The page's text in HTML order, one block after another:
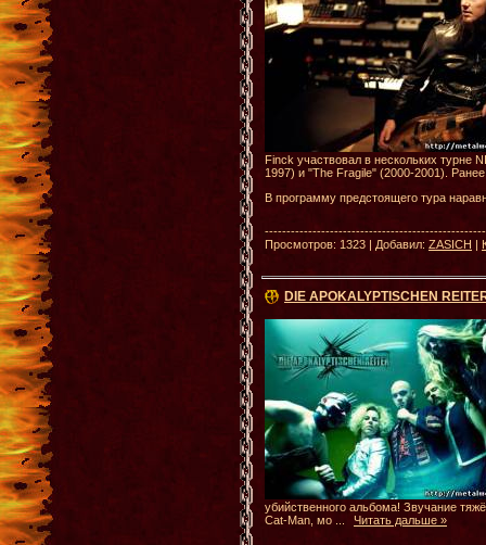
Finck участвовал в нескольких турне
1997) и "The Fragile" (2000-2001).
В программу предстоящего тура
Просмотров: 1323 | Добавил: ZASICH |
DIE APOKALYPTISCHEN
убийственного альбома! Звучание
Cat-Man, мо
Читать дальше »